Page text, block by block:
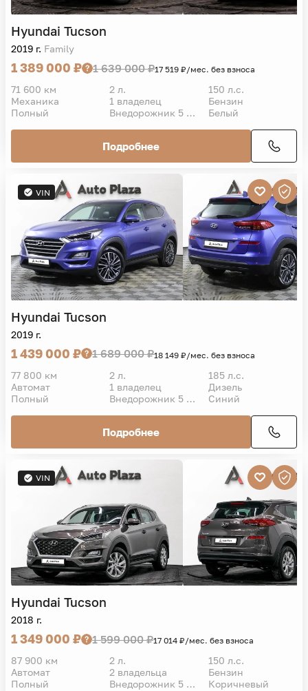
Hyundai Tucson
2019 г. Family
1 389 000 ₽ 1 639 000 ₽17 519 ₽/мес. без взноса
71 600 км 2 л.
150 л.с.
Механика
1 владелец
Бензин
Полный
Внедорожник 5 дв. Белый
Подробнее
VIN
Hyundai Tucson
2019 г.
1 439 000 ₽ 1 689 000 ₽18 149 ₽/мес. без взноса
77 800 км 2 л.
185 л.с.
Автомат
1 владелец
Дизель
Полный
Внедорожник 5 дв. Синий
Подробнее
VIN
Hyundai Tucson
2018 г.
1 349 000 ₽ 1 599 000 ₽17 014 ₽/мес. без взноса
87 900 км 2 л.
150 л.с.
Автомат
2 владельца
Бензин
Полный
Внедорожник 5 дв. Коричневый